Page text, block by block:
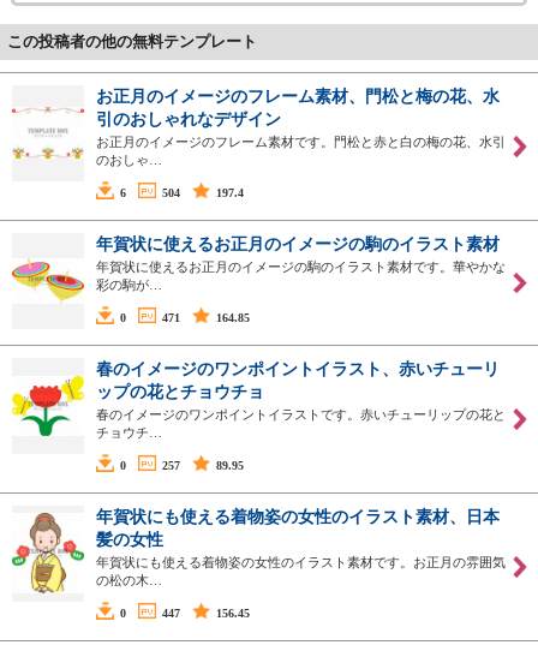
この投稿者の他の無料テンプレート
お正月のイメージのフレーム素材、門松と梅の花、水
引のおしゃれなデザイン
お正月のイメージのフレーム素材です。門松と赤と白の梅の花、水引
のおしゃ…
6 504 197.4
年賀状に使えるお正月のイメージの駒のイラスト素材
年賀状に使えるお正月のイメージの駒のイラスト素材です。華やかな
彩の駒が…
0 471 164.85
春のイメージのワンポイントイラスト、赤いチューリ
ップの花とチョウチョ
春のイメージのワンポイントイラストです。赤いチューリップの花と
チョウチ…
0 257 89.95
年賀状にも使える着物姿の女性のイラスト素材、日本
髪の女性
年賀状にも使える着物姿の女性のイラスト素材です。お正月の雰囲気
の松の木…
0 447 156.45